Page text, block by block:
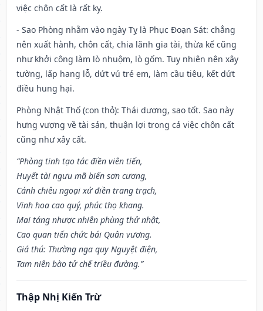
việc chôn cất là rất kỵ.
- Sao Phòng nhằm vào ngày Tỵ là Phục Đoạn Sát: chẳng
nên xuất hành, chôn cất, chia lãnh gia tài, thừa kế cũng
như khởi công làm lò nhuộm, lò gốm. Tuy nhiên nên xây
tường, lấp hang lỗ, dứt vú trẻ em, làm cầu tiêu, kết dứt
điều hung hại.
Phòng Nhật Thố (con thỏ): Thái dương, sao tốt. Sao này
hưng vượng về tài sản, thuận lợi trong cả việc chôn cất
cũng như xây cất.
“Phòng tinh tạo tác điền viên tiến,
Huyết tài ngưu mã biến sơn cương,
Cánh chiêu ngoại xứ điền trang trạch,
Vinh hoa cao quý, phúc thọ khang.
Mai táng nhược nhiên phùng thử nhật,
Cao quan tiến chức bái Quân vương.
Giá thú: Thường nga quy Nguyệt điện,
Tam niên bào tử chế triều đường.”
Thập Nhị Kiến Trừ